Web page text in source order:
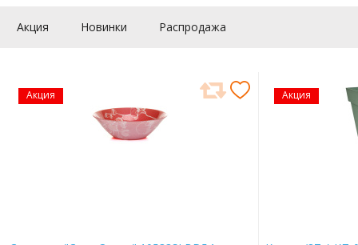
Акция Новинки Распродажа
Акция Акция